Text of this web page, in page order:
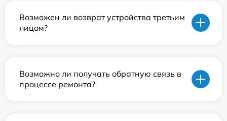
Возможен ли возврат устройства третьим
лицом?
Возможно ли получать обратную связь в
процессе ремонта?